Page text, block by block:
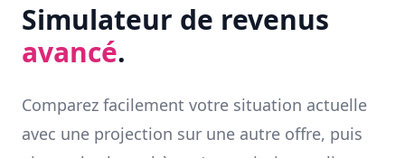
Simulateur de revenus
avancé.
Comparez facilement votre situation actuelle
avec une projection sur une autre offre, puis